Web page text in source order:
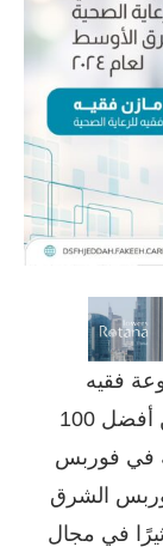
فقيه
للرعاية الصحية، في المرتبة الثامنة ضمن أفضل 100
في فوربس
فوربس الشرق
في مجال